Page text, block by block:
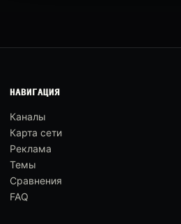
НАВИГАЦИЯ
Каналы
Карта сети
Реклама
Темы
Сравнения
FAQ